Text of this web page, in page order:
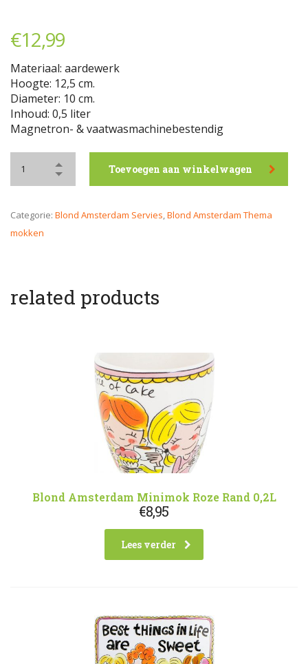
€12,99
Materiaal: aardewerk
Hoogte: 12,5 cm.
Diameter: 10 cm.
Inhoud: 0,5 liter
Magnetron- & vaatwasmachinebestendig
Toevoegen aan winkelwagen
Categorie: Blond Amsterdam Servies,Blond Amsterdam Thema
mokken
related products
Blond Amsterdam Minimok Roze Rand 0,2L
€8,95
Lees verder